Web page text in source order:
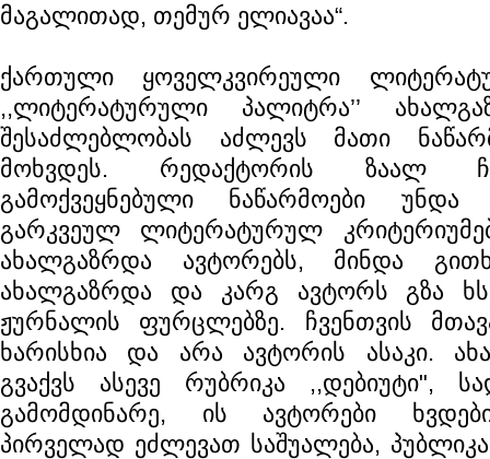
მაგალითად, თემურ ელიავაა“.
ქართული ყოველკვირეული
,,ლიტერატურული პალიტრა’’
შესაძლებლობას აძლევს მათი
მოხვდეს. რედაქტორის ზაალ
გამოქვეყნებული ნაწარმოები უნდა
გარკვეულ ლიტერატურულ
ახალგაზრდა ავტორებს, მინდა
ახალგაზრდა და კარგ ავტორს გზა
ჟურნალის ფურცლებზე. ჩვენთვის
ხარისხია და არა ავტორის ასაკი.
გვაქვს ასევე რუბრიკა ,,დებიუტი",
გამომდინარე, ის ავტორები
პირველად ეძლევათ საშუალება,